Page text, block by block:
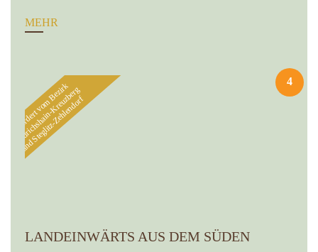
MEHR
4
Gefördert vom Bezirk
Friedrichshain-Kreuzberg
und Steglitz-Zehlendorf
LANDEINWÄRTS AUS DEM SÜDEN